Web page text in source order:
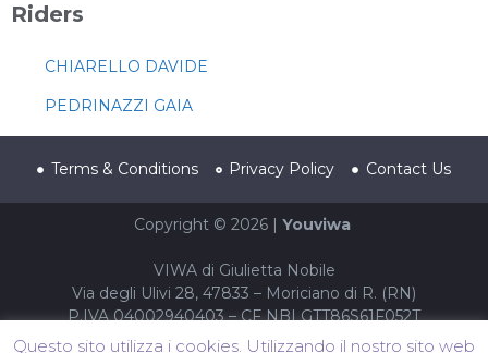
Riders
CHIARELLO DAVIDE
PEDRINAZZI GAIA
Terms & Conditions Privacy Policy Contact Us
Copyright © 2026 | Youviwa
VIWA di Giulietta Nobile
Via degli Ulivi 28, 47833 – Moriciano di R. (RN)
P.IVA 04002940403 – CF NBLGTT86S61F052T
Questo sito utilizza i cookies. Utilizzando il nostro sito web